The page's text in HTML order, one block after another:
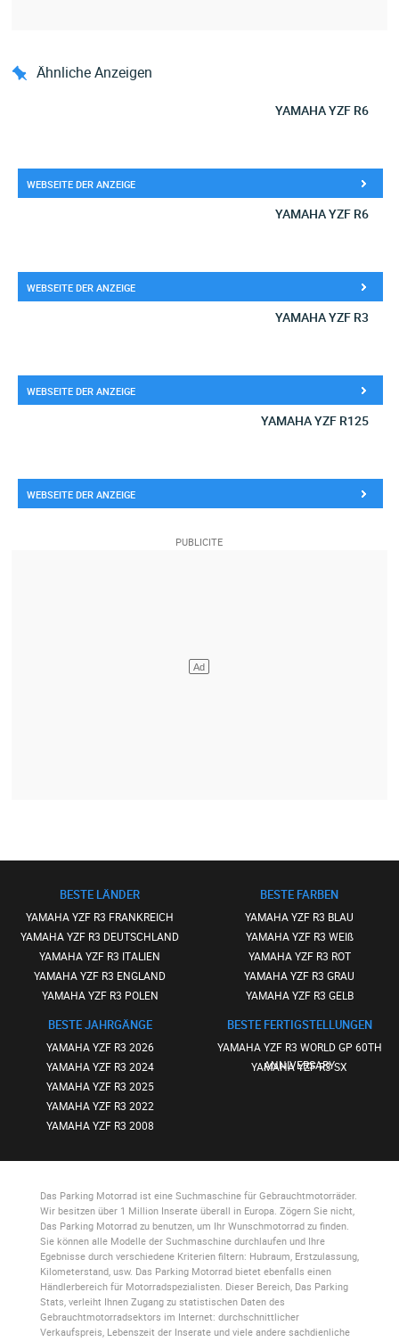
Ähnliche Anzeigen
YAMAHA YZF R6
WEBSEITE DER ANZEIGE
YAMAHA YZF R6
WEBSEITE DER ANZEIGE
YAMAHA YZF R3
WEBSEITE DER ANZEIGE
YAMAHA YZF R125
WEBSEITE DER ANZEIGE
BESTE LÄNDER
YAMAHA YZF R3 FRANKREICH
YAMAHA YZF R3 DEUTSCHLAND
YAMAHA YZF R3 ITALIEN
YAMAHA YZF R3 ENGLAND
YAMAHA YZF R3 POLEN
BESTE JAHRGÄNGE
YAMAHA YZF R3 2026
YAMAHA YZF R3 2024
YAMAHA YZF R3 2025
YAMAHA YZF R3 2022
YAMAHA YZF R3 2008
BESTE FARBEN
YAMAHA YZF R3 BLAU
YAMAHA YZF R3 WEIß
YAMAHA YZF R3 ROT
YAMAHA YZF R3 GRAU
YAMAHA YZF R3 GELB
BESTE FERTIGSTELLUNGEN
YAMAHA YZF R3 WORLD GP 60TH
ANNIVERSARY
YAMAHA YZF R3 SX
Das Parking Motorradist eine Suchmaschine für Gebrauchtmotorräder.
Wir besitzen über 1 Million Inserate überall in Europa. Zögern Sie nicht,
Das Parking Motorradzu benutzen, um Ihr Wunschmotorrad zu finden.
Sie können alle Modelle der Suchmaschine durchlaufen und Ihre
Egebnisse durch verschiedene Kriterien filtern: Hubraum, Erstzulassung,
Kilometerstand, usw. Das Parking Motorradbietet ebenfalls einen
Händlerbereich für Motorradspezialisten. Dieser Bereich, Das Parking
Stats, verleiht Ihnen Zugang zu statistischen Daten des
Gebrauchtmotorradsektors im Internet: durchschnittlicher
Verkaufspreis, Lebenszeit der Inserate und viele andere sachdienliche